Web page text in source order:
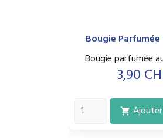
Bougie
Bougie parfumée
Prix
3,90
